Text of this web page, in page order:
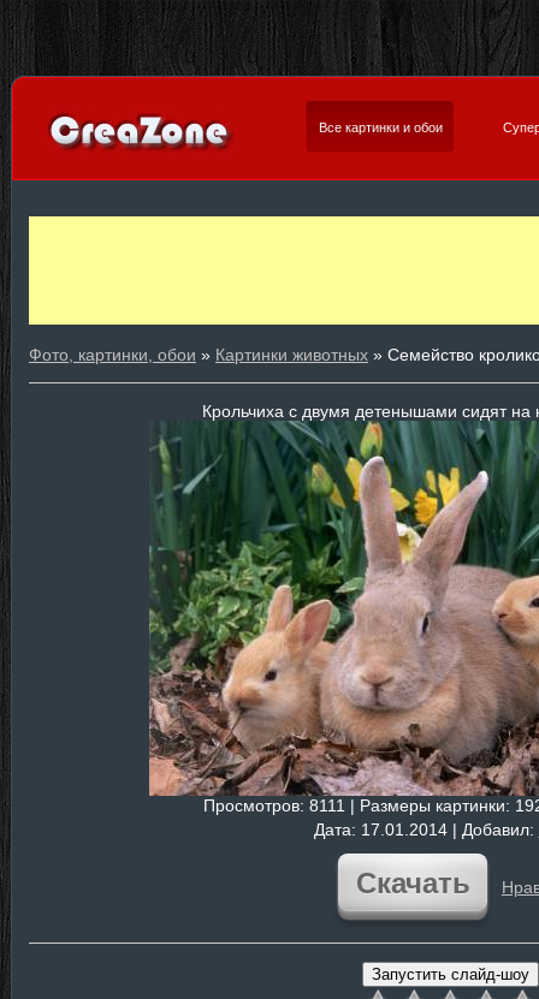
Все картинки и обои
Фото, картинки, обои » Картинки животных » Семейство
Крольчиха с двумя детенышами сидят на
Просмотров: 8111 | Размеры картинки:
Дата: 17.01.2014 | Добавил:
Скачать